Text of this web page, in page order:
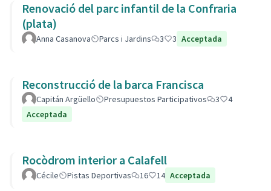
Renovació del parc infantil de la Confraria
(plata)
Anna Casanova Parcs i Jardins 3 3 Acceptada
Reconstrucció de la barca Francisca
Capitán Argüello Presupuestos Participativos 3
4
Acceptada
Rocòdrom interior a Calafell
Cécile Pistas Deportivas 16 14 Acceptada